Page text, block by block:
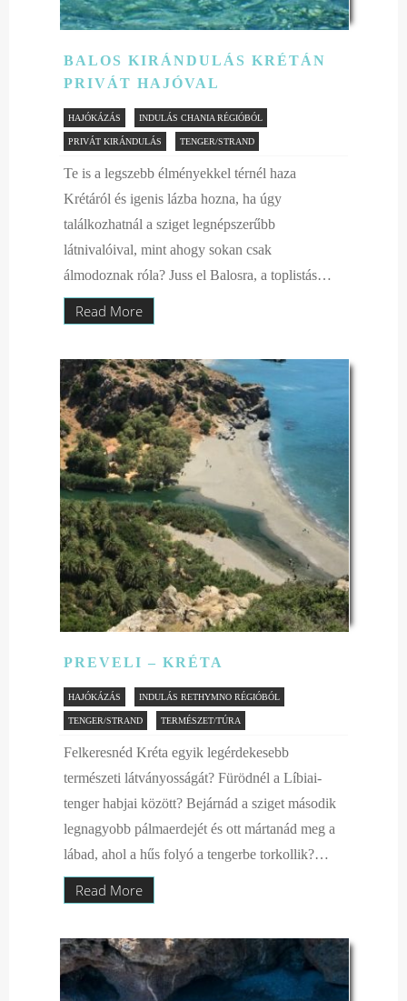
BALOS KIRÁNDULÁS KRÉTÁN
PRIVÁT HAJÓVAL
HAJÓKÁZÁS INDULÁS CHANIA RÉGIÓBÓL
PRIVÁT KIRÁNDULÁS TENGER/STRAND
Te is a legszebb élményekkel térnél haza
Krétáról és igenis lázba hozna, ha úgy
találkozhatnál a sziget legnépszerűbb
látnivalóival, mint ahogy sokan csak
álmodoznak róla? Juss el Balosra, a toplistás…
Read More
PREVELI – KRÉTA
HAJÓKÁZÁS INDULÁS RETHYMNO RÉGIÓBÓL
TENGER/STRAND TERMÉSZET/TÚRA
Felkeresnéd Kréta egyik legérdekesebb
természeti látványosságát? Fürödnél a Líbiai-
tenger habjai között? Bejárnád a sziget második
legnagyobb pálmaerdejét és ott mártanád meg a
lábad, ahol a hűs folyó a tengerbe torkollik?…
Read More